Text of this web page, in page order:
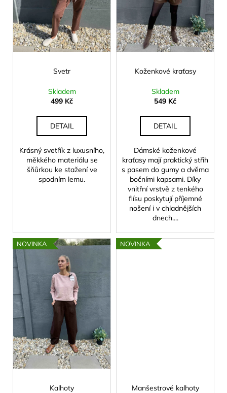
ů
r
o
d
u
k
Svetr
Skladem
499 Kč
DETAIL
Krásný svetřík z luxusního,
měkkého materiálu se
šňůrkou ke stažení ve
spodním lemu.
Koženkové kraťasy
Skladem
549 Kč
DETAIL
Dámské koženkové
kraťasy mají praktický střih
s pasem do gumy a dvěma
bočními kapsami. Díky
vnitřní vrstvě z tenkého
flísu poskytují příjemné
nošení i v chladnějších
dnech....
NOVINKA
Kalhoty
NOVINKA
Manšestrové kalhoty
a
t
HLEDAT
č
u
e
m